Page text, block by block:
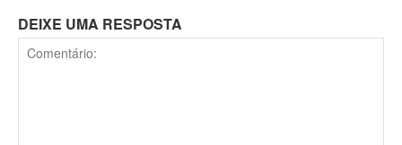
DEIXE UMA RESPOSTA